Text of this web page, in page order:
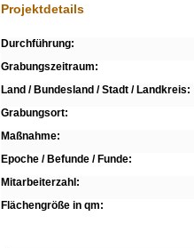
Projektdetails
Durchführung:
Grabungszeitraum:
Land / Bundesland / Stadt / Landkreis:
Grabungsort:
Maßnahme:
Epoche / Befunde / Funde:
Mitarbeiterzahl:
Flächengröße in qm: